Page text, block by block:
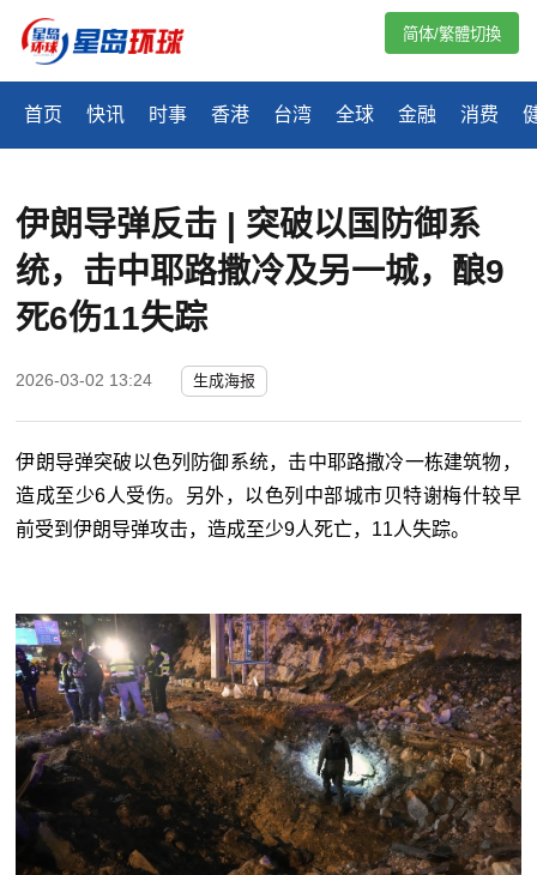
首页 快讯 时事 香港 台湾 全球 金融 消费
简体/繁體切換
伊朗导弹反击 | 突破以国防御系
统，击中耶路撒冷及另一城，酿9
死6伤11失踪
2026-03-02 13:24 生成海报
伊朗导弹突破以色列防御系统，击中耶路撒冷一栋建筑物，
造成至少6人受伤。另外，以色列中部城市贝特谢梅什较早
前受到伊朗导弹攻击，造成至少9人死亡， 11人失踪。